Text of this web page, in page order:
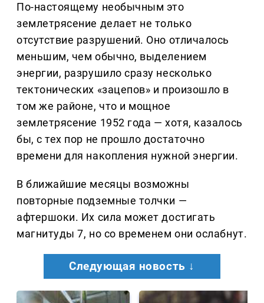
По-настоящему необычным это
землетрясение делает не только
отсутствие разрушений. Оно отличалось
меньшим, чем обычно, выделением
энергии, разрушило сразу несколько
тектонических «зацепов» и произошло в
том же районе, что и мощное
землетрясение 1952 года — хотя, казалось
бы, с тех пор не прошло достаточно
времени для накопления нужной энергии.
В ближайшие месяцы возможны
повторные подземные толчки —
афтершоки. Их сила может достигать
магнитуды 7, но со временем они ослабнут.
Следующая новость ↓